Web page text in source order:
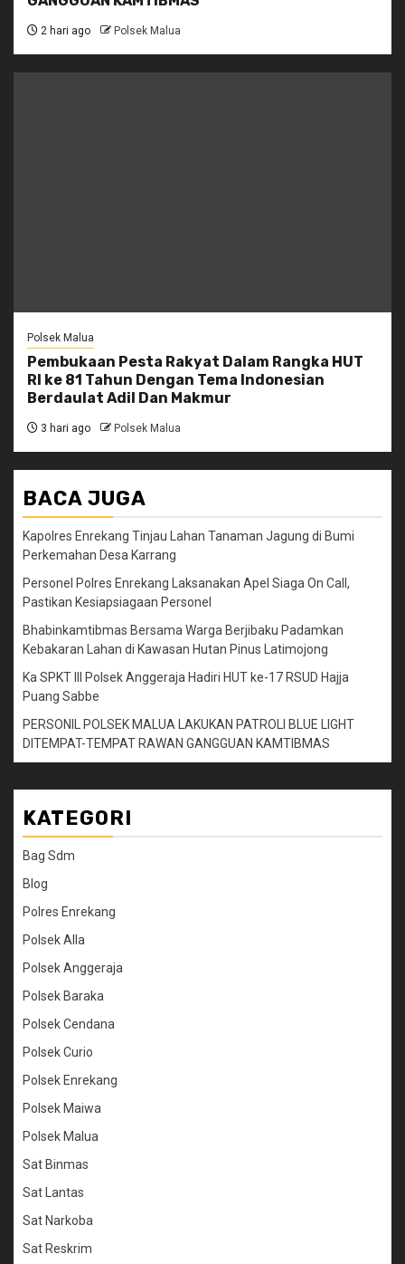
2 hari ago Polsek Malua
Polsek Malua
Pembukaan Pesta Rakyat Dalam Rangka HUT
RI ke 81 Tahun Dengan Tema Indonesian
Berdaulat Adil Dan Makmur
3 hari ago Polsek Malua
BACA JUGA
Kapolres Enrekang Tinjau Lahan Tanaman Jagung di Bumi
Perkemahan Desa Karrang
Personel Polres Enrekang Laksanakan Apel Siaga On Call,
Pastikan Kesiapsiagaan Personel
Bhabinkamtibmas Bersama Warga Berjibaku Padamkan
Kebakaran Lahan di Kawasan Hutan Pinus Latimojong
Ka SPKT III Polsek Anggeraja Hadiri HUT ke-17 RSUD Hajja
Puang Sabbe
PERSONIL POLSEK MALUA LAKUKAN PATROLI BLUE LIGHT
DITEMPAT-TEMPAT RAWAN GANGGUAN KAMTIBMAS
KATEGORI
Bag Sdm
Blog
Polres Enrekang
Polsek Alla
Polsek Anggeraja
Polsek Baraka
Polsek Cendana
Polsek Curio
Polsek Enrekang
Polsek Maiwa
Polsek Malua
Sat Binmas
Sat Lantas
Sat Narkoba
Sat Reskrim